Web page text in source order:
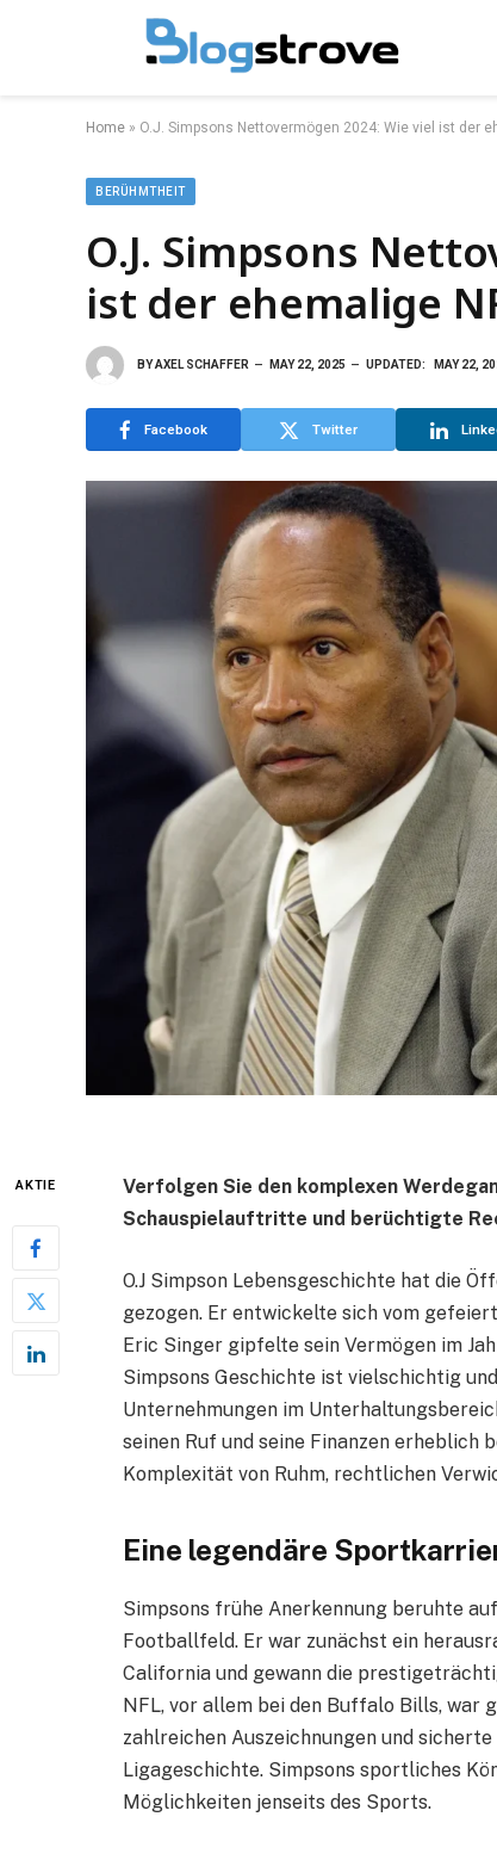
Home » O.J. Simpsons Nettovermögen 2024: Wie viel ist der
BERÜHMTHEIT
O.J. Simpsons
ist der ehemalige
BYAXEL SCHAFFER MAY 22, 2025 UPDATED: MAY 22,
Facebook Twitter
AKTIE Verfolgen Sie den komplexen
Schauspielauftritte und berüchtigte
O.J Simpson Lebensgeschichte hat die
gezogen. Er entwickelte sich vom
Eric Singer gipfelte sein Vermögen im
Simpsons Geschichte ist vielschichtig
Unternehmungen im
seinen Ruf und seine Finanzen
Komplexität von Ruhm, rechtlichen
Eine legendäre
Simpsons frühe Anerkennung beruhte
Footballfeld. Er war zunächst ein
California und gewann die
NFL, vor allem bei den Buffalo Bills, war
zahlreichen Auszeichnungen und
Ligageschichte. Simpsons sportliches
Möglichkeiten jenseits des Sports.